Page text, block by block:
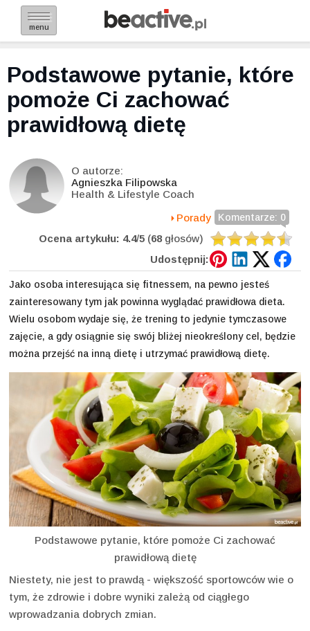
menu
Podstawowe pytanie, które
pomoże Ci zachować
prawidłową dietę
O autorze:
Agnieszka Filipowska
Health & Lifestyle Coach
Komentarze: 0
Porady
Ocena artykułu: 4.4/5 (68 głosów)
Udostępnij:
Jako osoba interesująca się fitnessem, na pewno jesteś
zainteresowany tym jak powinna wyglądać prawidłowa dieta.
Wielu osobom wydaje się, że trening to jedynie tymczasowe
zajęcie, a gdy osiągnie się swój bliżej nieokreślony cel, będzie
można przejść na inną dietę i utrzymać prawidłową dietę.
Podstawowe pytanie, które pomoże Ci zachować
prawidłową dietę
Niestety, nie jest to prawdą - większość sportowców wie o
tym, że zdrowie i dobre wyniki zależą od ciągłego
wprowadzania dobrych zmian.